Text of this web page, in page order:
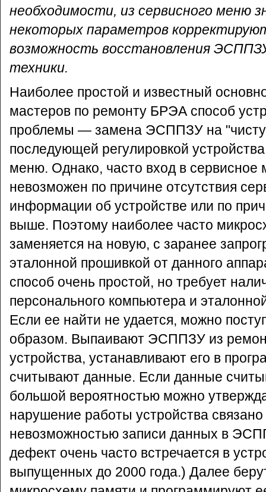
необходимости, из сервисного меню
некоторых параметров
возможность восстановления
техники.
Наиболее простой и известный
мастеров по ремонту БРЭА способ
проблемы — замена ЭСППЗУ на
последующей регулировкой
меню. Однако, часто вход в сервисное
невозможен по причине отсутствия
информации об устройстве или по
выше. Поэтому наиболее часто
заменяется на новую, с заранее
эталонной прошивкой от данного
способ очень простой, но требует
персонального компьютера и
Если ее найти не удается, можно
образом. Выпаивают ЭСППЗУ из
устройства, устанавливают его в
считывают данные. Если данные
большой вероятностью можно
нарушение работы устройства связано
невозможностью записи данных в
дефект очень часто встречается в
выпущенных до 2000 года.) Далее